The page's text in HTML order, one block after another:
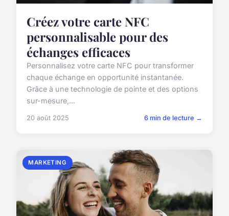
Créez votre carte NFC
personnalisable pour des
échanges efficaces
Personnalisez votre carte NFC pour transformer
chaque échange en opportunité instantanée.
Grâce à une technologie de pointe et des options
sur-mesure,...
20 août 2025 6 min de lecture →
MARKETING